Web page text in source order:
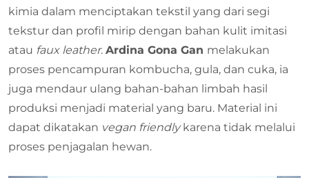
kimia dalam menciptakan tekstil yang dari segi
tekstur dan profil mirip dengan bahan kulit imitasi
atau faux leather. Ardina Gona Gan melakukan
proses pencampuran kombucha, gula, dan cuka, ia
juga mendaur ulang bahan-bahan limbah hasil
produksi menjadi material yang baru. Material ini
dapat dikatakan vegan friendly karena tidak melalui
proses penjagalan hewan.